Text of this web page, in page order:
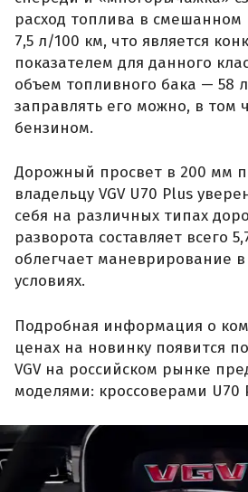
расход топлива в смешанном
7,5 л/100 км, что является
показателем для данного
объем топливного бака — 58
заправлять его можно, в том
бензином.
Дорожный просвет в 200 мм
владельцу VGV U70 Plus
себя на различных типах
разворота составляет всего
облегчает маневрирование в
условиях.
Подробная информация о
ценах на новинку появится
VGV на российском рынке
моделями: кроссоверами U70